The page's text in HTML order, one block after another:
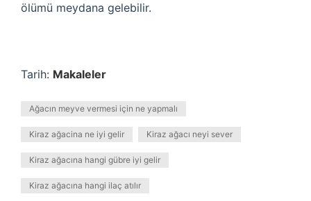
ölümü meydana gelebilir.
Tarih: Makaleler
Ağacın meyve vermesi için ne yapmalı
Kiraz ağacina ne iyi gelir Kiraz ağacı neyi sever
Kiraz ağacına hangi gübre iyi gelir
Kiraz ağacına hangi ilaç atılır